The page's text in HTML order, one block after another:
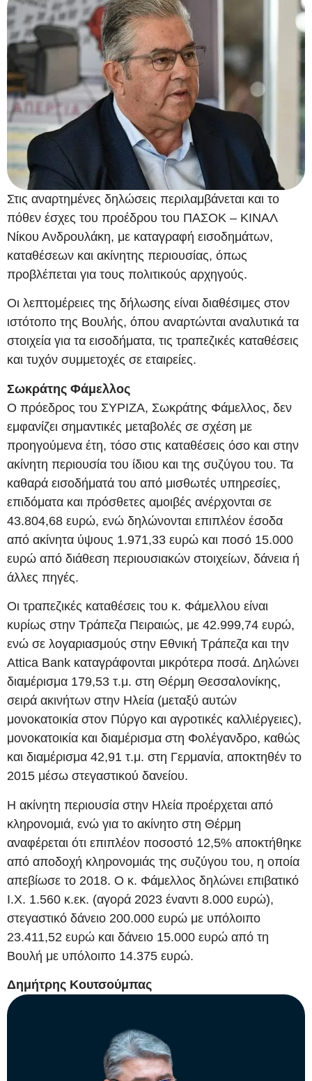
Στις αναρτημένες δηλώσεις περιλαμβάνεται και το
πόθεν έσχες του προέδρου του ΠΑΣΟΚ – ΚΙΝΑΛ
Νίκου Ανδρουλάκη, με καταγραφή εισοδημάτων,
καταθέσεων και ακίνητης περιουσίας, όπως
προβλέπεται για τους πολιτικούς αρχηγούς.
Οι λεπτομέρειες της δήλωσης είναι διαθέσιμες στον
ιστότοπο της Βουλής, όπου αναρτώνται αναλυτικά τα
στοιχεία για τα εισοδήματα, τις τραπεζικές καταθέσεις
και τυχόν συμμετοχές σε εταιρείες.
Σωκράτης Φάμελλος
Ο πρόεδρος του ΣΥΡΙΖΑ, Σωκράτης Φάμελλος, δεν
εμφανίζει σημαντικές μεταβολές σε σχέση με
προηγούμενα έτη, τόσο στις καταθέσεις όσο και στην
ακίνητη περιουσία του ίδιου και της συζύγου του. Τα
καθαρά εισοδήματά του από μισθωτές υπηρεσίες,
επιδόματα και πρόσθετες αμοιβές ανέρχονται σε
43.804,68 ευρώ, ενώ δηλώνονται επιπλέον έσοδα
από ακίνητα ύψους 1.971,33 ευρώ και ποσό 15.000
ευρώ από διάθεση περιουσιακών στοιχείων, δάνεια ή
άλλες πηγές.
Οι τραπεζικές καταθέσεις του κ. Φάμελλου είναι
κυρίως στην Τράπεζα Πειραιώς, με 42.999,74 ευρώ,
ενώ σε λογαριασμούς στην Εθνική Τράπεζα και την
Attica Bank καταγράφονται μικρότερα ποσά. Δηλώνει
διαμέρισμα 179,53 τ.μ. στη Θέρμη Θεσσαλονίκης,
σειρά ακινήτων στην Ηλεία (μεταξύ αυτών
μονοκατοικία στον Πύργο και αγροτικές καλλιέργειες),
μονοκατοικία και διαμέρισμα στη Φολέγανδρο, καθώς
και διαμέρισμα 42,91 τ.μ. στη Γερμανία, αποκτηθέν το
2015 μέσω στεγαστικού δανείου.
Η ακίνητη περιουσία στην Ηλεία προέρχεται από
κληρονομιά, ενώ για το ακίνητο στη Θέρμη
αναφέρεται ότι επιπλέον ποσοστό 12,5% αποκτήθηκε
από αποδοχή κληρονομιάς της συζύγου του, η οποία
απεβίωσε το 2018. Ο κ. Φάμελλος δηλώνει επιβατικό
Ι.Χ. 1.560 κ.εκ. (αγορά 2023 έναντι 8.000 ευρώ),
στεγαστικό δάνειο 200.000 ευρώ με υπόλοιπο
23.411,52 ευρώ και δάνειο 15.000 ευρώ από τη
Βουλή με υπόλοιπο 14.375 ευρώ.
Δημήτρης Κουτσούμπας